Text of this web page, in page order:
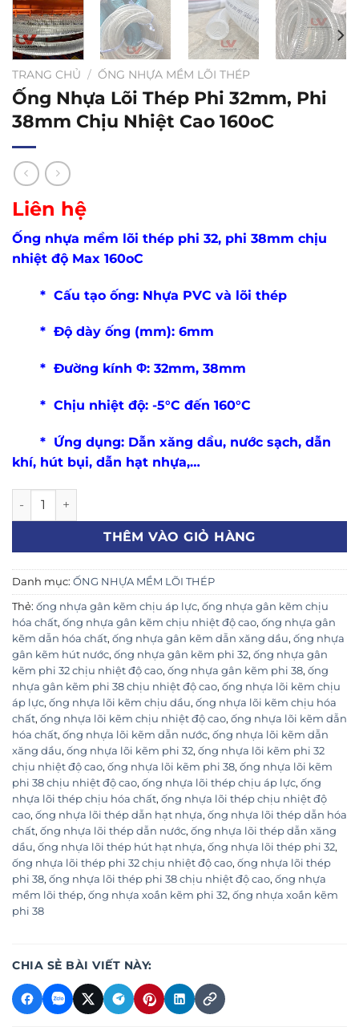
TRANG CHỦ / ỐNG NHỰA MỀM LÕI THÉP
Ống Nhựa Lõi Thép Phi 32mm, Phi
38mm Chịu Nhiệt Cao 160oC
Liên hệ
Ống nhựa mềm lõi thép phi 32, phi 38mm chịu
nhiệt độ Max 160oC
* Cấu tạo ống: Nhựa PVC và lõi thép
* Độ dày ống (mm): 6mm
* Đường kính Φ: 32mm, 38mm
* Chịu nhiệt độ: -5°C đến 160°C
* Ứng dụng: Dẫn xăng dầu, nước sạch, dẫn
khí, hút bụi, dẫn hạt nhựa,…
Ống Nhựa Lõi Thép Phi 32mm, Phi 38mm Chịu Nhiệt Cao
THÊM VÀO GIỎ HÀNG
Danh mục: ỐNG NHỰA MỀM LÕI THÉP
Thẻ: ống nhựa gân kẽm chịu áp lực, ống nhựa gân kẽm chịu
hóa chất, ống nhựa gân kẽm chịu nhiệt độ cao, ống nhựa gân
kẽm dẫn hóa chất, ống nhựa gân kẽm dẫn xăng dầu, ống nhựa
gân kẽm hút nước, ống nhựa gân kẽm phi 32, ống nhựa gân
kẽm phi 32 chịu nhiệt độ cao, ống nhựa gân kẽm phi 38, ống
nhựa gân kẽm phi 38 chịu nhiệt độ cao, ống nhựa lõi kẽm chịu
áp lực, ống nhựa lõi kẽm chịu dầu, ống nhựa lõi kẽm chịu hóa
chất, ống nhựa lõi kẽm chịu nhiệt độ cao, ống nhựa lõi kẽm dẫn
hóa chất, ống nhựa lõi kẽm dẫn nước, ống nhựa lõi kẽm dẫn
xăng dầu, ống nhựa lõi kẽm phi 32, ống nhựa lõi kẽm phi 32
chịu nhiệt độ cao, ống nhựa lõi kẽm phi 38, ống nhựa lõi kẽm
phi 38 chịu nhiệt độ cao, ống nhựa lõi thép chịu áp lực, ống
nhựa lõi thép chịu hóa chất, ống nhựa lõi thép chịu nhiệt độ
cao, ống nhựa lõi thép dẫn hạt nhựa, ống nhựa lõi thép dẫn hóa
chất, ống nhựa lõi thép dẫn nước, ống nhựa lõi thép dẫn xăng
dầu, ống nhựa lõi thép hút hạt nhựa, ống nhựa lõi thép phi 32,
ống nhựa lõi thép phi 32 chịu nhiệt độ cao, ống nhựa lõi thép
phi 38, ống nhựa lõi thép phi 38 chịu nhiệt độ cao, ống nhựa
mềm lõi thép, ống nhựa xoắn kẽm phi 32, ống nhựa xoắn kẽm
phi 38
CHIA SẺ BÀI VIẾT NÀY: